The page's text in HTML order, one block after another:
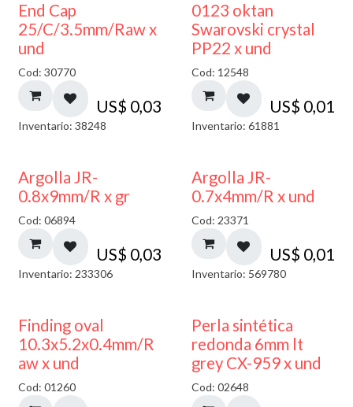
End Cap
25/C/3.5mm/Raw x
und
Cod: 30770
US$ 0,03
Inventario: 38248
0123 oktan
Swarovski crystal
PP22 x und
Cod: 12548
US$ 0,01
Inventario: 61881
Argolla JR-
0.8x9mm/R x gr
Cod: 06894
US$ 0,03
Inventario: 233306
Argolla JR-
0.7x4mm/R x und
Cod: 23371
US$ 0,01
Inventario: 569780
Finding oval
10.3x5.2x0.4mm/R
aw x und
Cod: 01260
Perla sintética
redonda 6mm lt
grey CX-959 x und
Cod: 02648